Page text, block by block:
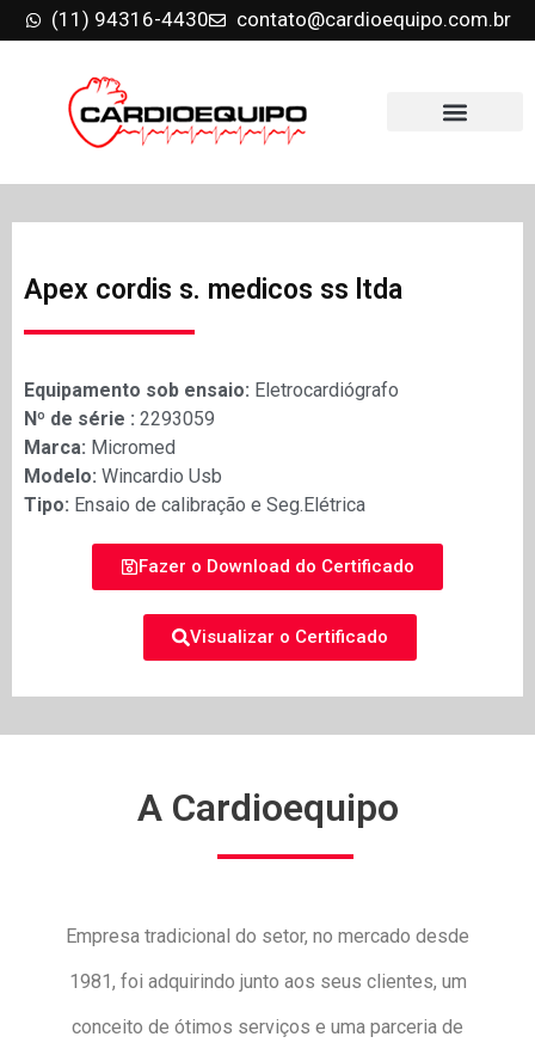
(11) 94316-4430 contato@cardioequipo.com.br
Apex cordis s. medicos ss ltda
Equipamento sob ensaio: Eletrocardiógrafo
Nº de série : 2293059
Marca: Micromed
Modelo: Wincardio Usb
Tipo: Ensaio de calibração e Seg.Elétrica
Fazer o Download do Certificado
Visualizar o Certificado
A Cardioequipo
Empresa tradicional do setor, no mercado desde
1981, foi adquirindo junto aos seus clientes, um
conceito de ótimos serviços e uma parceria de